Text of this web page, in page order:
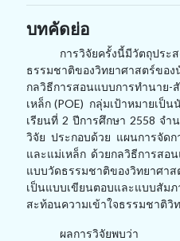
บทคัดย่อ
การวิจัยครั้งนี้มีวัตถุประ
ธรรมชาติของวิทยาศาสตร์ขอ
กลวิธีการสอนแบบการทำนาย-
เหล็ก (POE) กลุ่มเป้าหมายเป็
เรียนที่ 2 ปีการศึกษา 2558 จำ
วิจัย ประกอบด้วย แผนการจัด
และแม่เหล็ก ด้วยกลวิธีการส
แบบวัดธรรมชาติของวิทยาศา
เป็นแบบเขียนตอบและแบบสั
สะท้อนความเข้าใจธรรมชาติวิ
ผลการวิจัยพบว่า